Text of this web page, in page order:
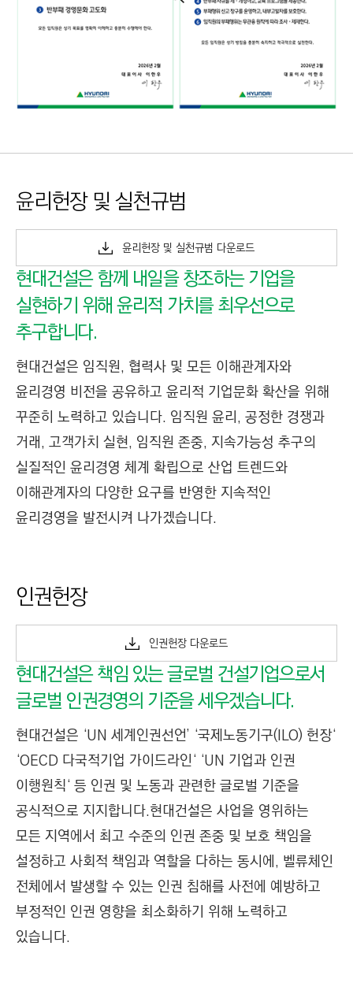
윤리헌장 및 실천규범
윤리헌장 및 실천규범 다운로드
현대건설은 함께 내일을 창조하는 기업을
실현하기 위해 윤리적 가치를 최우선으로
추구합니다.
현대건설은 임직원, 협력사 및 모든 이해관계자와
윤리경영 비전을 공유하고 윤리적 기업문화 확산을 위해
꾸준히 노력하고 있습니다. 임직원 윤리, 공정한 경쟁과
거래, 고객가치 실현, 임직원 존중, 지속가능성 추구의
실질적인 윤리경영 체계 확립으로 산업 트렌드와
이해관계자의 다양한 요구를 반영한 지속적인
윤리경영을 발전시켜 나가겠습니다.
인권헌장
인권헌장 다운로드
현대건설은 책임 있는 글로벌 건설기업으로서
글로벌 인권경영의 기준을 세우겠습니다.
현대건설은 ‘UN 세계인권선언’ ‘국제노동기구(ILO) 헌장‘
‘OECD 다국적기업 가이드라인‘ ‘UN 기업과 인권
이행원칙‘ 등 인권 및 노동과 관련한 글로벌 기준을
공식적으로 지지합니다.현대건설은 사업을 영위하는
모든 지역에서 최고 수준의 인권 존중 및 보호 책임을
설정하고 사회적 책임과 역할을 다하는 동시에, 벨류체인
전체에서 발생할 수 있는 인권 침해를 사전에 예방하고
부정적인 인권 영향을 최소화하기 위해 노력하고
있습니다.